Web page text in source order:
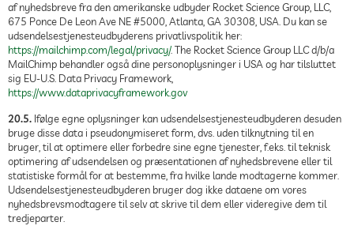
af nyhedsbreve fra den amerikanske udbyder Rocket Science Group, LLC,
675 Ponce De Leon Ave NE #5000, Atlanta, GA 30308, USA. Du kan se
udsendelsestjenesteudbyderens privatlivspolitik her:
https://mailchimp.com/legal/privacy/. The Rocket Science Group LLC d/b/a
MailChimp behandler også dine personoplysninger i USA og har tilsluttet
sig EU-U.S. Data Privacy Framework,
https://www.dataprivacyframework.gov
20.5. Ifølge egne oplysninger kan udsendelsestjenesteudbyderen desuden
bruge disse data i pseudonymiseret form, dvs. uden tilknytning til en
bruger, til at optimere eller forbedre sine egne tjenester, f.eks. til teknisk
optimering af udsendelsen og præsentationen af nyhedsbrevene eller til
statistiske formål for at bestemme, fra hvilke lande modtagerne kommer.
Udsendelsestjenesteudbyderen bruger dog ikke dataene om vores
nyhedsbrevsmodtagere til selv at skrive til dem eller videregive dem til
tredjeparter.